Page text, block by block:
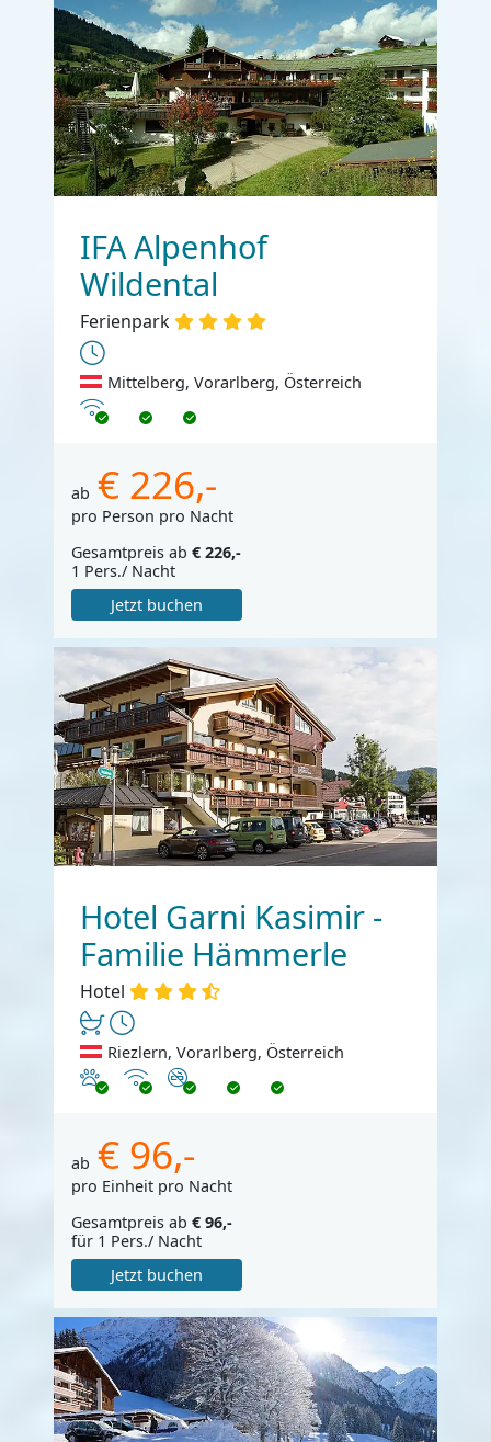
IFA Alpenhof
Wildental
Ferienpark
Mittelberg, Vorarlberg, Österreich
Internet
ab € 226,-
pro Person pro Nacht
Gesamtpreis ab € 226,-
1 Pers./ Nacht
Jetzt buchen
Hotel Garni Kasimir -
Familie Hämmerle
Hotel
Riezlern, Vorarlberg, Österreich
Haustiere erlaubt
InternetNichtraucher
ab € 96,-
pro Einheit pro Nacht
Gesamtpreis ab € 96,-
für 1 Pers./ Nacht
Jetzt buchen